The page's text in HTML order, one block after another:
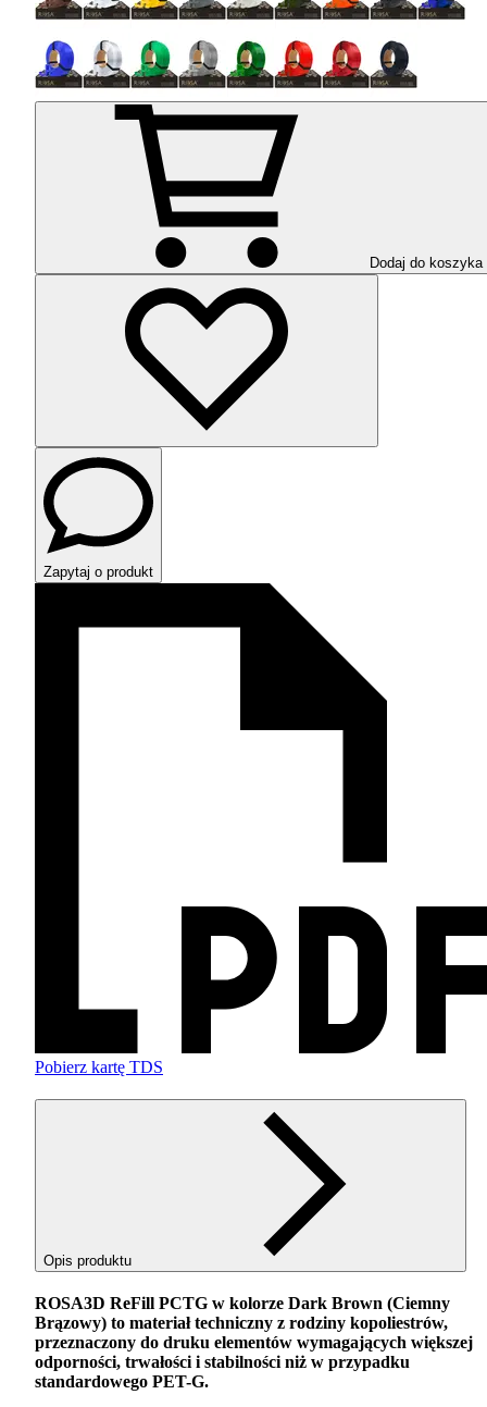
Dodaj do koszyka
Zapytaj o produkt
Pobierz kartę TDS
Opis produktu
ROSA3D ReFill PCTG w kolorze Dark Brown (Ciemny
Brązowy) to materiał techniczny z rodziny kopoliestrów,
przeznaczony do druku elementów wymagających większej
odporności, trwałości i stabilności niż w przypadku
standardowego PET-G.